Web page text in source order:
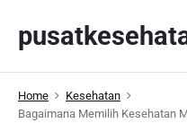
p
Home
Kesehatan
Bagaimana Memilih Kesehatan